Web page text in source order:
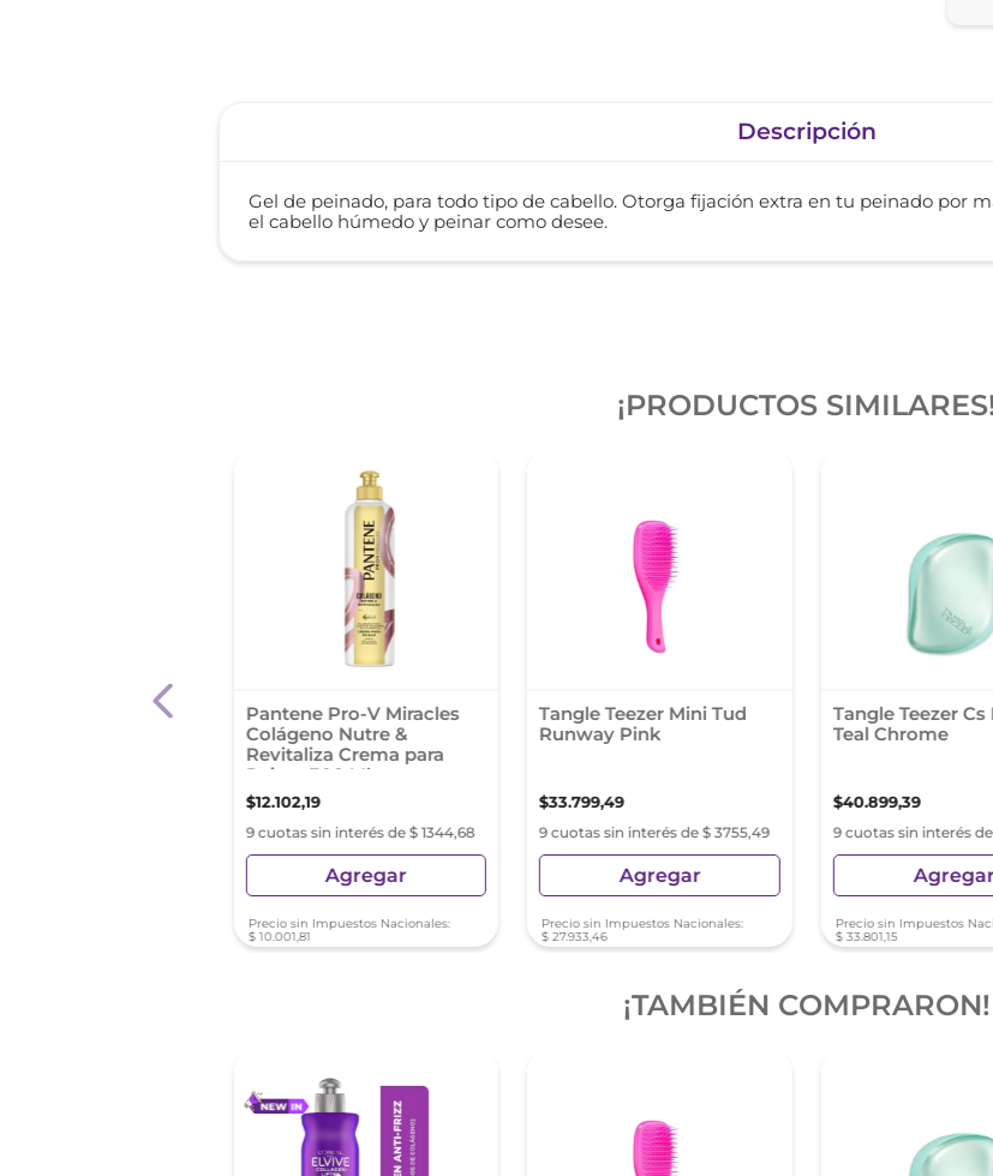
Descripción
Gel de peinado, para todo tipo de cabello. Otorga fijación extra en tu peinado por
el cabello húmedo y peinar como desee.
¡PRODUCTOS
para Peinar Elvive
Pantene Pro-V Miracles
Colágeno Nutre &
Revitaliza Crema para
Peinar 300 Ml
$12.102,19
9 cuotas sin interés de $ 1344,68
Agregar
Precio sin Impuestos Nacionales:
$ 10.001,81
Tangle Teezer Mini Tud
Runway Pink
$33.799,49
9 cuotas sin interés de $ 3755,49
Agregar
Precio sin Impuestos Nacionales:
$ 27.933,46
Tangle Teezer
Teal Chrome
$40.899,39
9 cuotas sin interés
Precio sin Impuestos
$ 33.801,15
¡TAMBIÉN COMPRARON!